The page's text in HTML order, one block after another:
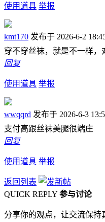
使用道具 举报
kmt170 发布于 2026-6-2
穿不穿丝袜，就是不一样，
回复
使用道具 举报
wwqqrd 发布于 2026-6-3
支付高跟丝袜美腿很端庄
回复
使用道具 举报
返回列表
QUICK REPLY 参与讨论
分享你的观点，让交流保持